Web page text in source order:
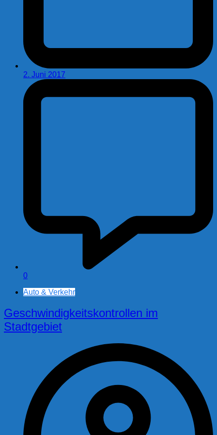
2. Juni 2017
0
Auto & Verkehr
Geschwindigkeitskontrollen im
Stadtgebiet